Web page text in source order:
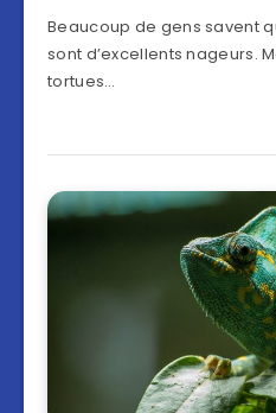
Beaucoup de gens savent
sont d’excellents nageurs.
tortues…